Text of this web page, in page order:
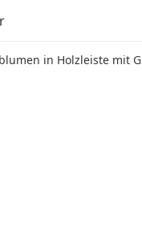
in Holzleiste mit